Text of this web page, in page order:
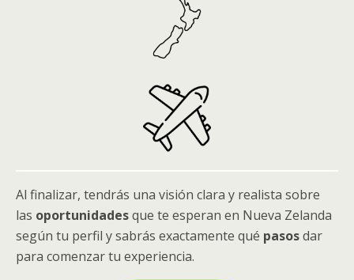
Al finalizar, tendrás una visión clara y realista sobre
las oportunidadesque te esperan en Nueva Zelanda
según tu perfil y sabrás exactamente qué pasosdar
para comenzar tu experiencia.